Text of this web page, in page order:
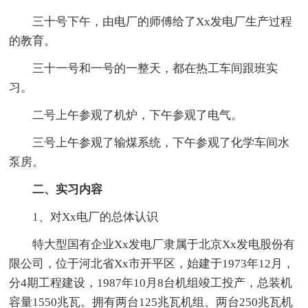
三十号下午，由电厂的师傅给了Xx发电厂生产过程
的教育。
三十一号和一号的一整天，都在热工车间跟班实
习。
二号上午参观了机炉，下午参观了电气。
三号上午参观了输煤系统，下午参观了化学车间水
泵房。
二、实习内容
1、对Xx电厂的总体认识
特大型国有企业Xx发电厂隶属于北京Xx发电股份有
限公司，位于河北省Xx市开平区，始建于1973年12月，
分4期工程建设，1987年10月8台机组竣工投产，总装机
容量1550兆瓦。拥有两台125兆瓦机组、两台250兆瓦机